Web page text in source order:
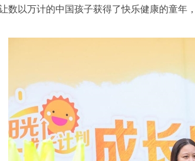
数以万计的中国孩子获得了快乐健康的童年